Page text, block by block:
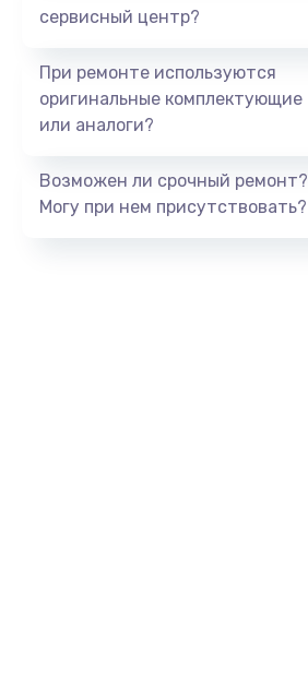
сервисный центр?
При ремонте используются
оригинальные комплектующие
или аналоги?
Возможен ли срочный ремонт?
Могу при нем присутствовать?